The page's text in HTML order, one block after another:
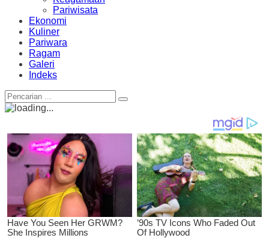
Pariwisata
Ekonomi
Kuliner
Pariwara
Ragam
Galeri
Indeks